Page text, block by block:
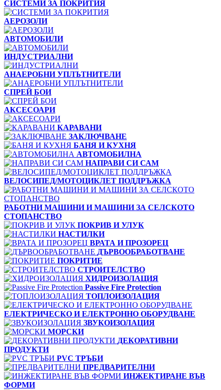
СИСТЕМИ ЗА ПОКРИТИЯ
АЕРОЗОЛИ
АВТОМОБИЛИ
ИНДУСТРИАЛНИ
АНАЕРОБНИ УПЛЪТНИТЕЛИ
СПРЕЙ БОИ
АКСЕСОАРИ
КАРАВАНИ
ЗАКЛЮЧВАНЕ
БАНЯ И КУХНЯ
АВТОМОБИЛНА
НАПРАВИ СИ САМ
ВЕЛОСИПЕД/МОТОЦИКЛЕТ ПОДДРЪЖКА
РАБОТНИ МАШИНИ И МАШИНИ ЗА СЕЛСКОТО
СТОПАНСТВО
ПОКРИВ И УЛУК
НАСТИЛКИ
ВРАТА И ПРОЗОРЕЦ
ДЪРВООБРАБОТВАНЕ
ПОКРИТИЕ
СТРОИТЕЛСТВО
ХИДРОИЗОЛАЦИЯ
Passive Fire Protection
ТОПЛОИЗОЛАЦИЯ
ЕЛЕКТРИЧЕСКО И ЕЛЕКТРОННО ОБОРУДВАНЕ
ЗВУКОИЗОЛАЦИЯ
МОРСКИ
ДЕКОРАТИВНИ
ПРОДУКТИ
PVC ТРЪБИ
ПРЕДВАРИТЕЛНИ
ИНЖЕКТИРАНЕ ВЪВ
ФОРМИ